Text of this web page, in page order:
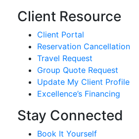
Client Resource
Client Portal
Reservation Cancellation
Travel Request
Group Quote Request
Update My Client Profile
Excellence’s Financing
Stay Connected
Book It Yourself